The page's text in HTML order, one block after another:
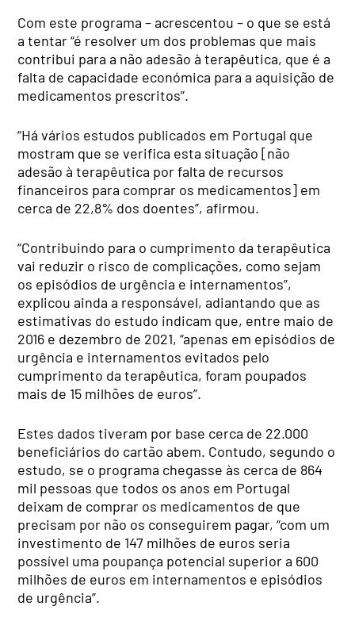
Com este programa – acrescentou – o que se está
a tentar “é resolver um dos problemas que mais
contribui para a não adesão à terapêutica, que é a
falta de capacidade económica para a aquisição de
medicamentos prescritos”.
“Há vários estudos publicados em Portugal que
mostram que se verifica esta situação [não
adesão à terapêutica por falta de recursos
financeiros para comprar os medicamentos] em
cerca de 22,8% dos doentes”, afirmou.
“Contribuindo para o cumprimento da terapêutica
vai reduzir o risco de complicações, como sejam
os episódios de urgência e internamentos”,
explicou ainda a responsável, adiantando que as
estimativas do estudo indicam que, entre maio de
2016 e dezembro de 2021, “apenas em episódios de
urgência e internamentos evitados pelo
cumprimento da terapêutica, foram poupados
mais de 15 milhões de euros”.
Estes dados tiveram por base cerca de 22.000
beneficiários do cartão abem. Contudo, segundo o
estudo, se o programa chegasse às cerca de 864
mil pessoas que todos os anos em Portugal
deixam de comprar os medicamentos de que
precisam por não os conseguirem pagar, “com um
investimento de 147 milhões de euros seria
possível uma poupança potencial superior a 600
milhões de euros em internamentos e episódios
de urgência”.